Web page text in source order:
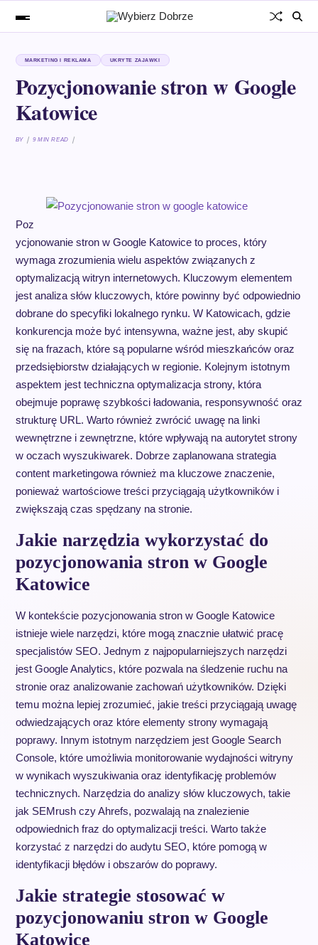
MARKETING I REKLAMA UKRYTE ZAJAWKI
Pozycjonowanie stron w Google
Katowice
BY 9 MIN READ
Poz
ycjonowanie stron w Google Katowice to proces, który
wymaga zrozumienia wielu aspektów związanych z
optymalizacją witryn internetowych. Kluczowym elementem
jest analiza słów kluczowych, które powinny być odpowiednio
dobrane do specyfiki lokalnego rynku. W Katowicach, gdzie
konkurencja może być intensywna, ważne jest, aby skupić
się na frazach, które są popularne wśród mieszkańców oraz
przedsiębiorstw działających w regionie. Kolejnym istotnym
aspektem jest techniczna optymalizacja strony, która
obejmuje poprawę szybkości ładowania, responsywność oraz
strukturę URL. Warto również zwrócić uwagę na linki
wewnętrzne i zewnętrzne, które wpływają na autorytet strony
w oczach wyszukiwarek. Dobrze zaplanowana strategia
content marketingowa również ma kluczowe znaczenie,
ponieważ wartościowe treści przyciągają użytkowników i
zwiększają czas spędzany na stronie.
Jakie narzędzia wykorzystać do
pozycjonowania stron w Google
Katowice
W kontekście pozycjonowania stron w Google Katowice
istnieje wiele narzędzi, które mogą znacznie ułatwić pracę
specjalistów SEO. Jednym z najpopularniejszych narzędzi
jest Google Analytics, które pozwala na śledzenie ruchu na
stronie oraz analizowanie zachowań użytkowników. Dzięki
temu można lepiej zrozumieć, jakie treści przyciągają uwagę
odwiedzających oraz które elementy strony wymagają
poprawy. Innym istotnym narzędziem jest Google Search
Console, które umożliwia monitorowanie wydajności witryny
w wynikach wyszukiwania oraz identyfikację problemów
technicznych. Narzędzia do analizy słów kluczowych, takie
jak SEMrush czy Ahrefs, pozwalają na znalezienie
odpowiednich fraz do optymalizacji treści. Warto także
korzystać z narzędzi do audytu SEO, które pomogą w
identyfikacji błędów i obszarów do poprawy.
Jakie strategie stosować w
pozycjonowaniu stron w Google
Katowice